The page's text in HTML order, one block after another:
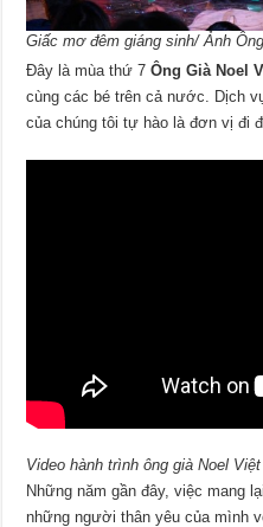
Giấc mơ đêm giáng sinh/ Ảnh
Đây là mùa thứ 7Ông Già Noel
cùng các bé trên cả nước. Dịch
của chúng tôi tự hào là đơn vị đi
Video hành trình ông già Noel
Những năm gần đây, việc mang
những người thân yêu của mình